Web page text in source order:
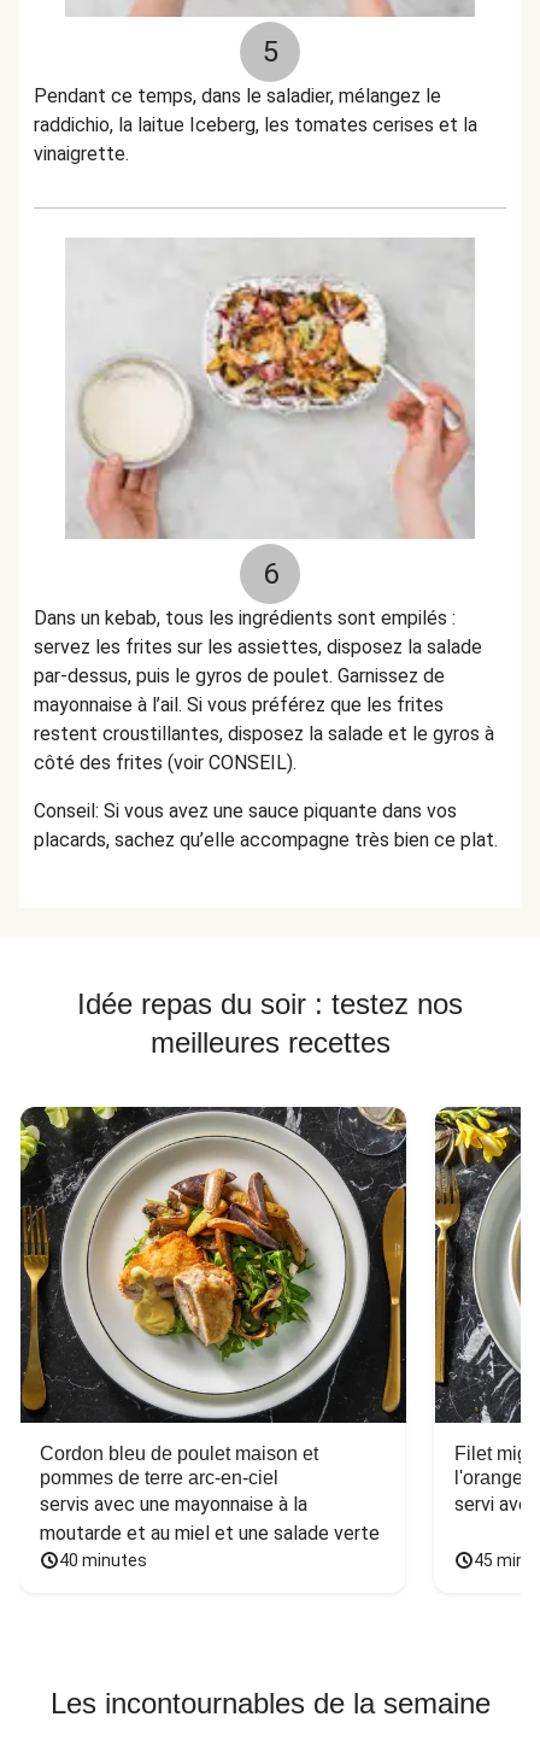
5
Pendant ce temps, dans le saladier, mélangez le
raddichio, la laitue Iceberg, les tomates cerises et la
vinaigrette.
6
Dans un kebab, tous les ingrédients sont empilés :
servez les frites sur les assiettes, disposez la salade
par-dessus, puis le gyros de poulet. Garnissez de
mayonnaise à l’ail. Si vous préférez que les frites
restent croustillantes, disposez la salade et le gyros à
côté des frites (voir CONSEIL).
Conseil: Si vous avez une sauce piquante dans vos
placards, sachez qu’elle accompagne très bien ce plat.
Idée repas du soir : testez nos
meilleures recettes
Cordon bleu de poulet maison et
pommes de terre arc-en-ciel
servis avec une mayonnaise à la
moutarde et au miel et une salade verte
40 minutes
Filet
l'orange
servi
45
Les incontournables de la semaine